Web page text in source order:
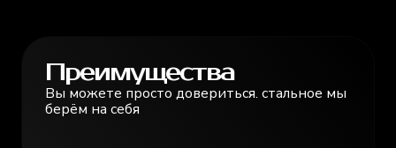
Преимущества
Вы можете просто довериться. стальное мы
берём на себя